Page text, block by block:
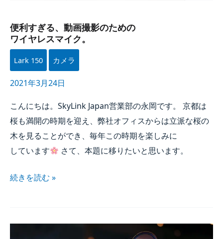
便利すぎる、​動画撮影の​ための​
ワイヤレスマイク。
Lark 150 カメラ
2021年3月24日
こんにちは。​ SkyLink Japan営業部の​永岡です。​ 京都は​
桜も​満開の​時期を​迎え、​弊社オフィスからは​立派な​桜の​
木を​見る​ことができ、​毎年​この​時期を​楽しみに​
しています
さて、​本題に​移りたいと​思います。​
続きを​読む »